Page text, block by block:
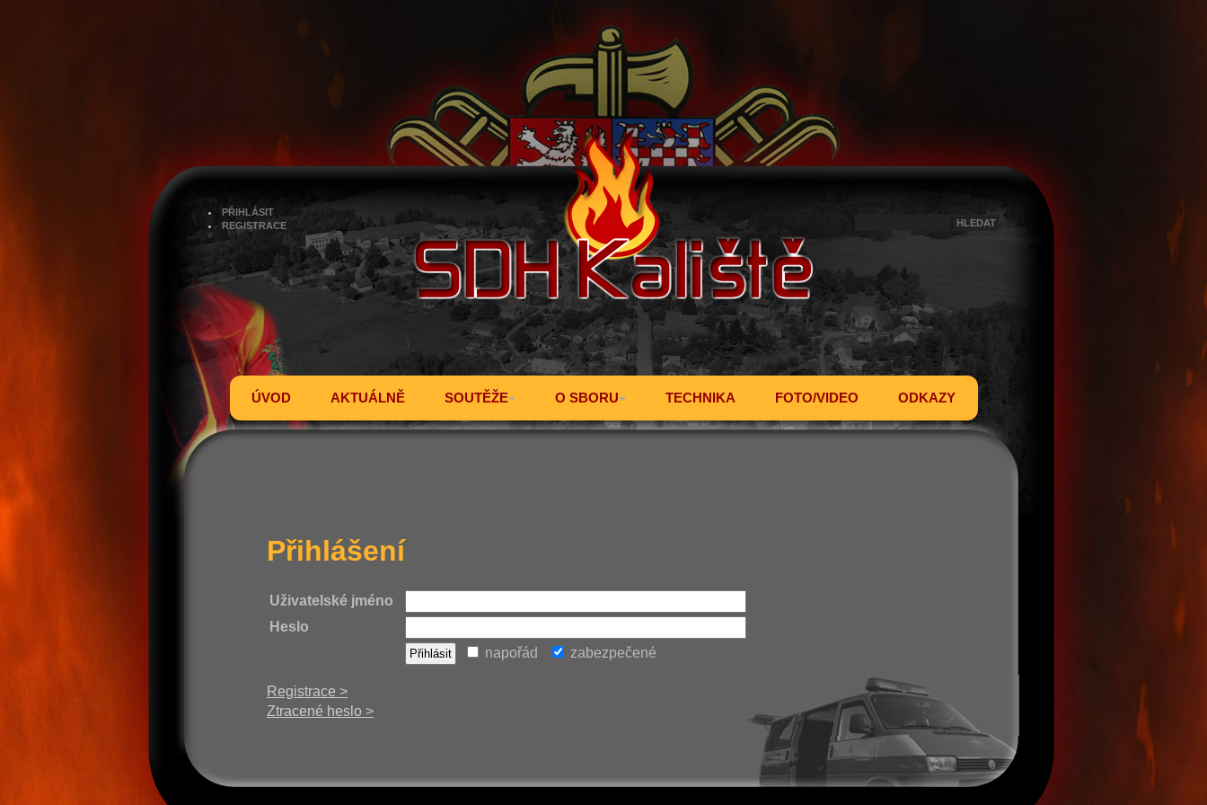
PŘIHLÁSIT
REGISTRACE
ÚVOD AKTUÁLNĚ SOUTĚŽE O SBORU TECHNIKA FOTO/VIDEO ODKAZY
Přihlášení
Uživatelské jméno
Heslo
napořád
zabezpečené
Registrace >
Ztracené heslo >